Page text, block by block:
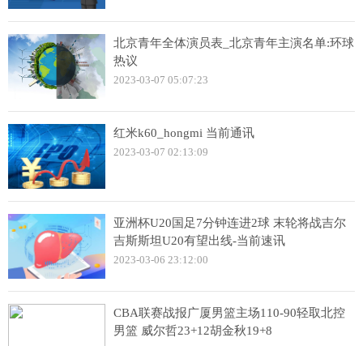
北京青年全体演员表_北京青年主演名单:环球
热议
2023-03-07 05:07:23
红米k60_hongmi 当前通讯
2023-03-07 02:13:09
亚洲杯U20国足7分钟连进2球 末轮将战吉尔
吉斯斯坦U20有望出线-当前速讯
2023-03-06 23:12:00
CBA联赛战报广厦男篮主场110-90轻取北控
男篮 威尔哲23+12胡金秋19+8